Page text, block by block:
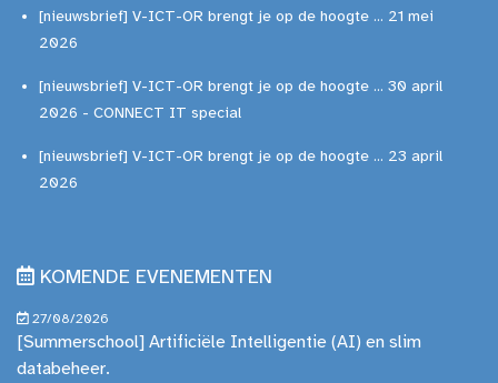
[nieuwsbrief] V-ICT-OR brengt je op de hoogte ... 21 mei
2026
[nieuwsbrief] V-ICT-OR brengt je op de hoogte ... 30 april
2026 - CONNECT IT special
[nieuwsbrief] V-ICT-OR brengt je op de hoogte ... 23 april
2026
KOMENDE EVENEMENTEN
27/08/2026
[Summerschool] Artificiële Intelligentie (AI) en slim
databeheer.